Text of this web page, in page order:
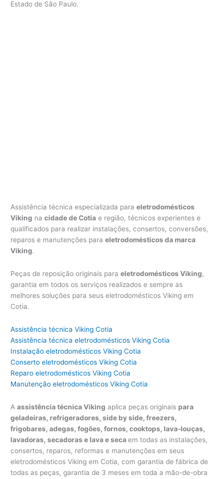
Estado de São Paulo.
Assistência técnica especializada paraeletrodomésticos
Viking nacidade de Cotia e região, técnicos experientes e
qualificados para realizar instalações, consertos, conversões,
reparos e manutenções paraeletrodomésticos da marca
Viking.
Peças de reposição originais paraeletrodomésticos Viking,
garantia em todos os serviços realizados e sempre as
melhores soluções para seus eletrodomésticos Viking em
Cotia.
Assistência técnica Viking Cotia
Assistência técnica eletrodomésticos Viking Cotia
Instalação eletrodomésticos Viking Cotia
Conserto eletrodomésticos Viking Cotia
Reparo eletrodomésticos Viking Cotia
Manutenção eletrodomésticos Viking Cotia
Aassistência técnica Viking aplica peças originais para
geladeiras, refrigeradores, side by side, freezers,
frigobares, adegas, fogões, fornos, cooktops, lava-louças,
lavadoras, secadoras e lava e secaem todas as instalações,
consertos, reparos, reformas e manutenções em seus
eletrodomésticos Viking em Cotia, com garantia de fábrica de
todas as peças, garantia de 3 meses em toda a mão-de-obra